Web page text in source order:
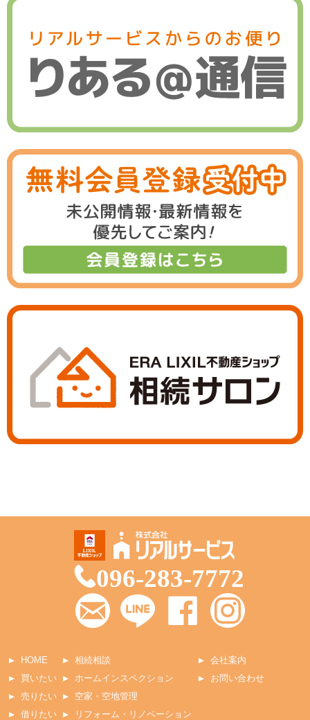
096-283-7772
HOME
買いたい
売りたい
借りたい
相続相談
ホームインスペクション
空家・空地管理
リフォーム・リノベーション
会社案内
お問い合わせ